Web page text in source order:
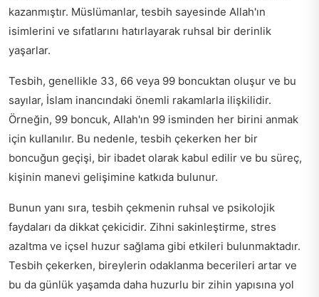
kazanmıştır. Müslümanlar, tesbih sayesinde Allah'ın
isimlerini ve sıfatlarını hatırlayarak ruhsal bir derinlik
yaşarlar.
Tesbih, genellikle 33, 66 veya 99 boncuktan oluşur ve bu
sayılar, İslam inancındaki önemli rakamlarla ilişkilidir.
Örneğin, 99 boncuk, Allah'ın 99 isminden her birini anmak
için kullanılır. Bu nedenle, tesbih çekerken her bir
boncuğun geçişi, bir ibadet olarak kabul edilir ve bu süreç,
kişinin manevi gelişimine katkıda bulunur.
Bunun yanı sıra, tesbih çekmenin ruhsal ve psikolojik
faydaları da dikkat çekicidir. Zihni sakinleştirme, stres
azaltma ve içsel huzur sağlama gibi etkileri bulunmaktadır.
Tesbih çekerken, bireylerin odaklanma becerileri artar ve
bu da günlük yaşamda daha huzurlu bir zihin yapısına yol